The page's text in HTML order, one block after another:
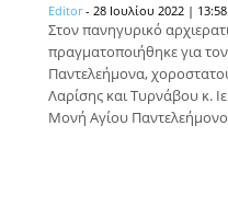
Editor - 28 Ιουλίου 2022 | 13:58
Στον πανηγυρικό
πραγματοποιήθηκε για
Παντελεήμονα,
Λαρίσης και Τυρνάβου κ.
Μονή Αγίου